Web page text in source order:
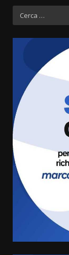
Ricerca
per: